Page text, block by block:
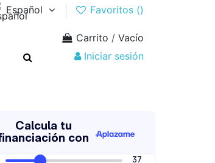
Español Favoritos ()
Carrito / Vacío
Iniciar sesión